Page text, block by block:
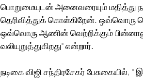
பொறுமையுடன் அனைவரையும் மதித்து
தெரிவித்துக் கொள்கிறேன். ஒவ்வொரு
ஒவ்வொரு ஆணின் வெற்றிக்கும்
வலியுறுத்துகிறது'' என்றார்.
நடிகை விஜி சந்திரசேகர் பேசுகையில்,